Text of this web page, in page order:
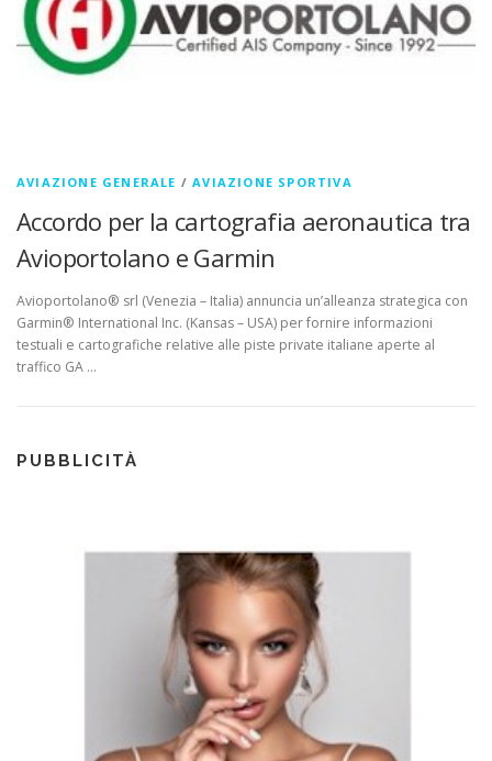
AVIAZIONE GENERALE /AVIAZIONE SPORTIVA
Accordo per la cartografia aeronautica tra
Avioportolano e Garmin
Avioportolano® srl (Venezia – Italia) annuncia un’alleanza strategica con
Garmin® International Inc. (Kansas – USA) per fornire informazioni
testuali e cartografiche relative alle piste private italiane aperte al
traffico GA …
PUBBLICITÀ